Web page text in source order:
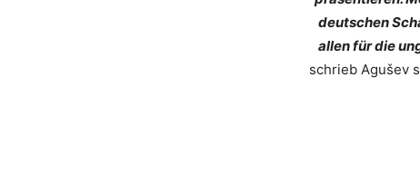
deutschen
allen für die
schrieb Agušev